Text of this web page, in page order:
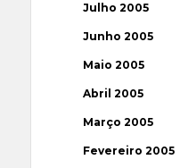
Julho 2005
Junho 2005
Maio 2005
Abril 2005
Março 2005
Fevereiro 2005